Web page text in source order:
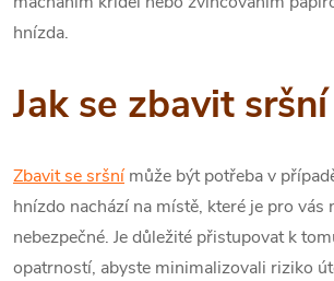
hnízda.
Jak se zbavit sršní
Zbavit se sršnímůže být potřeba v
hnízdo nachází na místě, které je pro vás
nebezpečné. Je důležité přistupovat k
opatrností, abyste minimalizovali riziko